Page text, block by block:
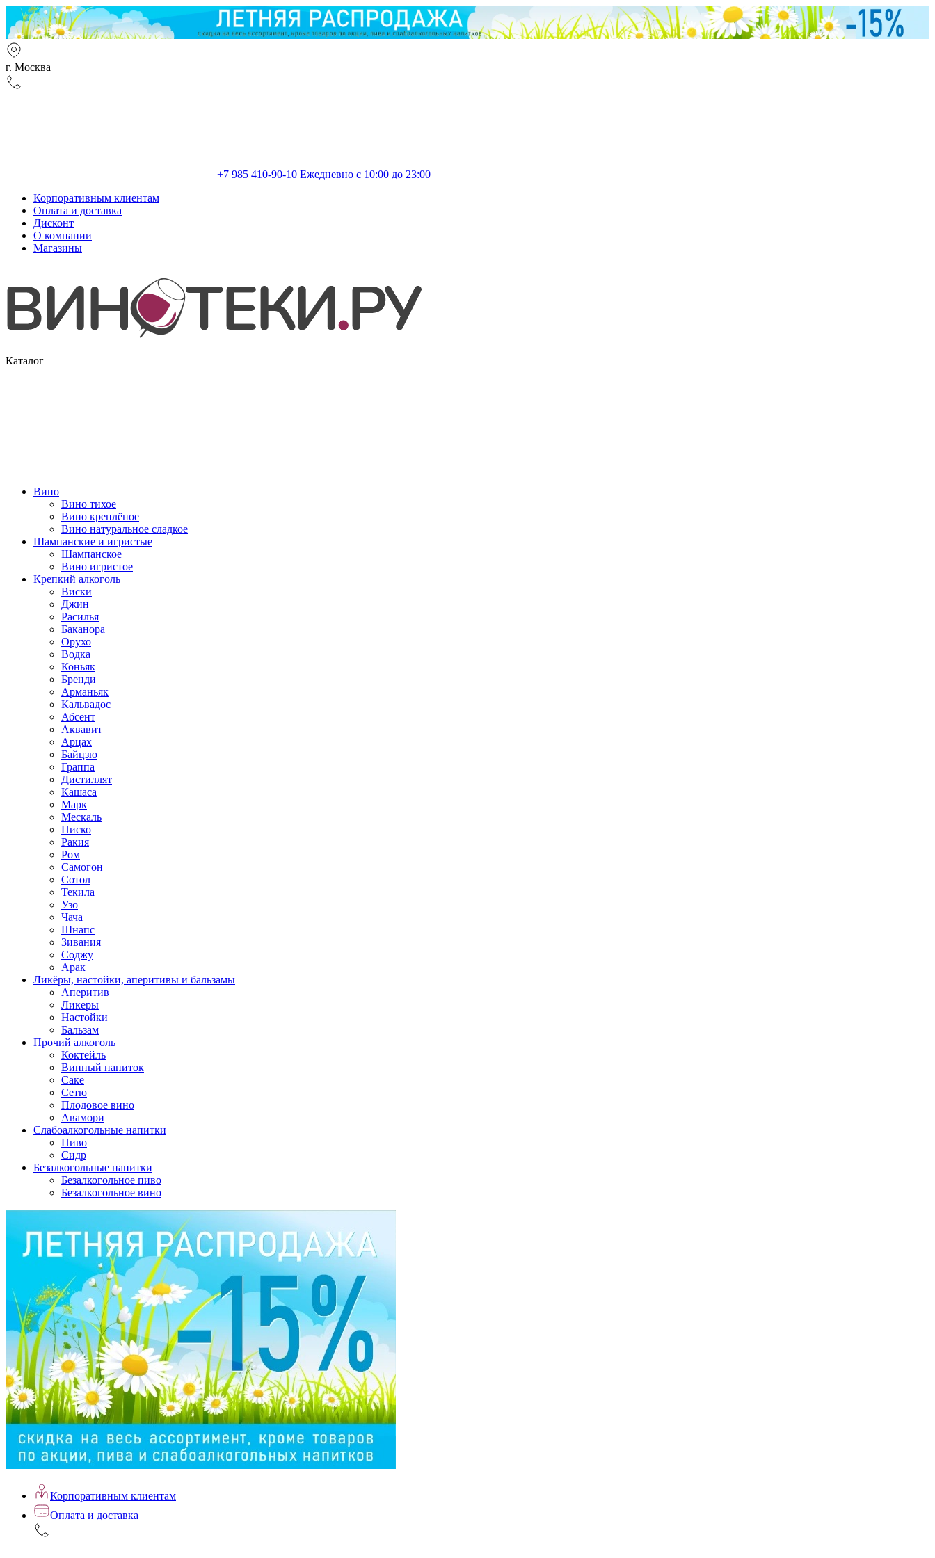
г. Москва
+7 985 410-90-10 Ежедневно с 10:00 до 23:00
Корпоративным клиентам
Оплата и доставка
Дисконт
О компании
Магазины
Каталог
Вино
Вино тихое
Вино креплёное
Вино натуральное сладкое
Шампанские и игристые
Шампанское
Вино игристое
Крепкий алкоголь
Виски
Джин
Расилья
Баканора
Орухо
Водка
Коньяк
Бренди
Арманьяк
Кальвадос
Абсент
Аквавит
Арцах
Байцзю
Граппа
Дистиллят
Кашаса
Марк
Мескаль
Писко
Ракия
Ром
Самогон
Сотол
Текила
Узо
Чача
Шнапс
Зивания
Соджу
Арак
Ликёры, настойки, аперитивы и бальзамы
Аперитив
Ликеры
Настойки
Бальзам
Прочий алкоголь
Коктейль
Винный напиток
Саке
Сетю
Плодовое вино
Авамори
Слабоалкогольные напитки
Пиво
Сидр
Безалкогольные напитки
Безалкогольное пиво
Безалкогольное вино
Корпоративным клиентам
Оплата и доставка